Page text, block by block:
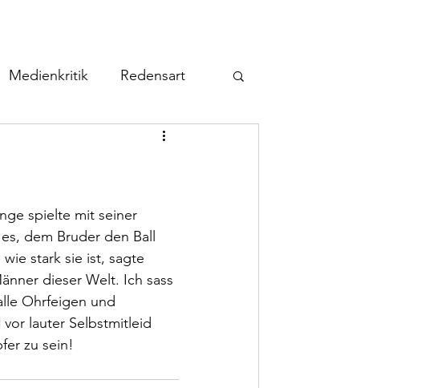
Medienkritik Redensart
spielte mit seiner
dem Bruder den Ball
stark sie ist, sagte
dieser Welt. Ich sass
Ohrfeigen und
lauter Selbstmitleid
zu sein!